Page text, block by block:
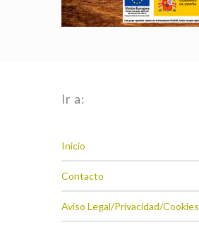
Ir a:
Inicio
Contacto
Aviso Legal/Privacidad/Cookies